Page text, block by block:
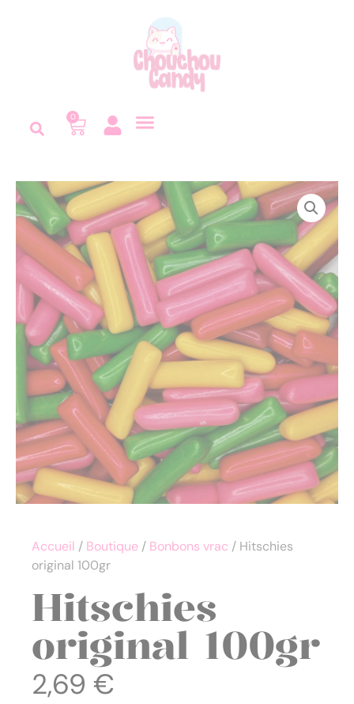
0
Accueil / Boutique / Bonbons vrac / Hitschies
original 100gr
Hitschies
original 100gr
2,69 €